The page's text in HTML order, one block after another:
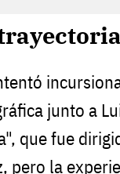
junto a
que fue
pero la